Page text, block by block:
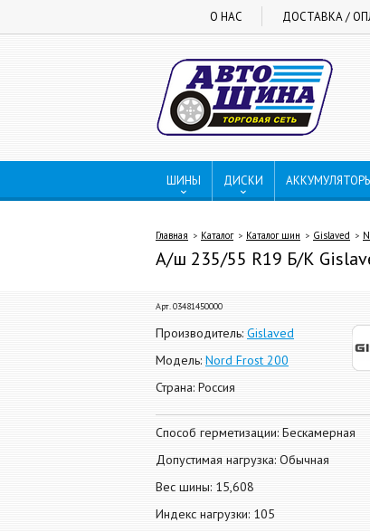
О НАС ДОСТАВКА /
ШИНЫ ДИСКИ
Главная Каталог Каталог шин Gislaved
А/ш 235/55 R19 Б/К
Арт. 03481450000
Производитель: Gislaved
Модель: Nord Frost 200
Страна: Россия
Способ герметизации: Бескамерная
Допустимая нагрузка: Обычная
Вес шины: 15,608
Индекс нагрузки: 105